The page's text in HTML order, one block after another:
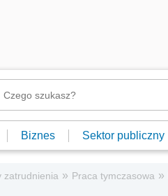
Biznes Sektor publiczny
zatrudnienia » Praca tymczasowa »